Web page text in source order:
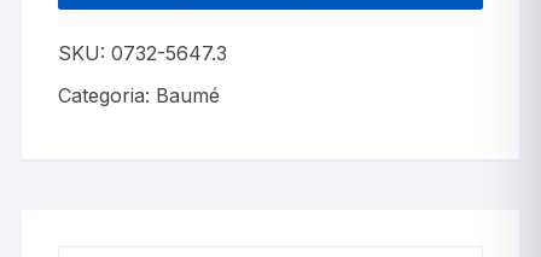
SKU:0732-5647.3
Categoria: Baumé